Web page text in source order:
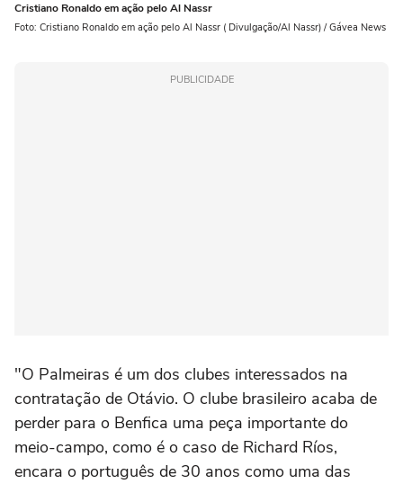
Cristiano Ronaldo em ação pelo Al Nassr
Foto: Cristiano Ronaldo em ação pelo Al Nassr ( Divulgação/Al Nassr) / Gávea News
PUBLICIDADE
"O Palmeiras é um dos clubes interessados na
contratação de Otávio. O clube brasileiro acaba de
perder para o Benfica uma peça importante do
meio-campo, como é o caso de Richard Ríos,
encara o português de 30 anos como uma das